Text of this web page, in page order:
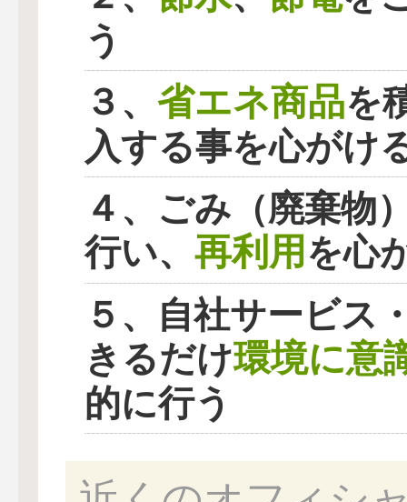
う
３、 省エネ商品を
入する事を心がけ
４、ごみ（廃棄物
行い、 再利用を心
５、自社サービス
きるだけ環境に意
的に行う